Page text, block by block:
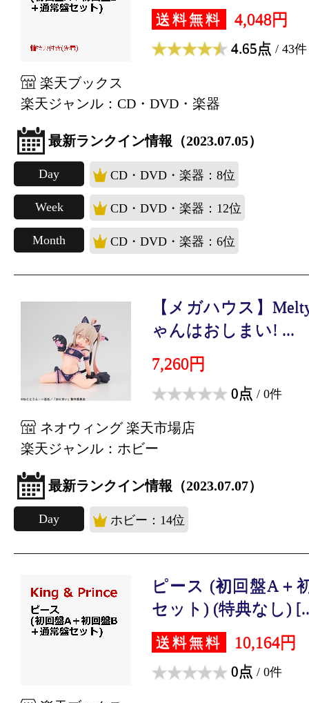
送料無料 4,048円
4.65点 / 43件
楽天ブックス
楽天ジャンル：CD・DVD・楽器
最新ランクイン情報（2023.07.05）
Day CD・DVD・楽器：8位
Week CD・DVD・楽器：12位
Month CD・DVD・楽器：6位
【メガハウス】
ゃんはおしまい! ...
7,260円
0点 / 0件
ネオウィング 楽天市場店
楽天ジャンル：ホビー
最新ランクイン情報（2023.07.07）
Day ホビー：14位
ピース (初回盤A＋
セット) (特典なし)
送料無料 10,164円
0点 / 0件